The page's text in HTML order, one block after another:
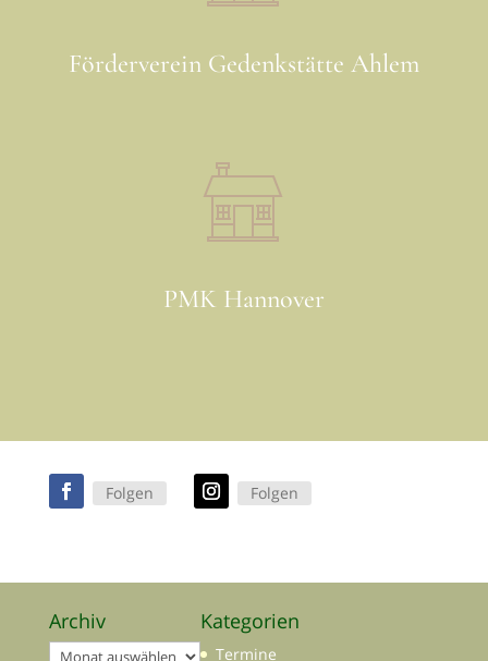
Förderverein Gedenkstätte Ahlem
PMK Hannover
Folgen Folgen
Archiv
Archiv
Kategorien
Termine